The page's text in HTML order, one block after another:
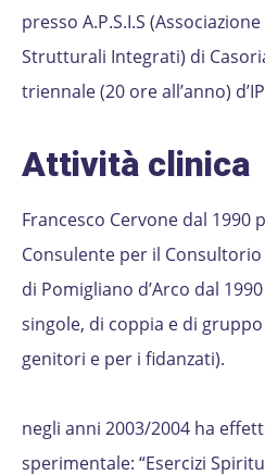
presso A.P.S.I.S
Strutturali Integrati) di
triennale (20 ore all’anno)
Attività clinica
Francesco Cervone dal 1990
Consulente per il Consultorio
di Pomigliano d’Arco dal
singole, di coppia e di
genitori e per i fidanzati).
negli anni 2003/2004 ha
sperimentale: “Esercizi